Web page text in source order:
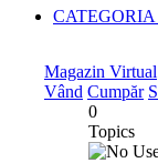
Magazin Virtual
Vând Cumpăr
0
Topics